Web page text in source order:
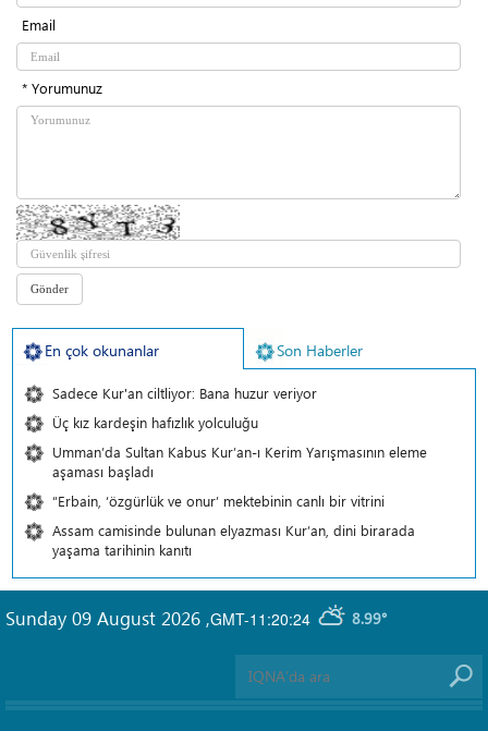
Email
* Yorumunuz
En çok okunanlar Son Haberler
Sadece Kur'an ciltliyor: Bana huzur veriyor
Üç kız kardeşin hafızlık yolculuğu
Umman’da Sultan Kabus Kur’an-ı Kerim Yarışmasının eleme
aşaması başladı
“Erbain, ‘özgürlük ve onur’ mektebinin canlı bir vitrini
Assam camisinde bulunan elyazması Kur’an, dini birarada
yaşama tarihinin kanıtı
GMT-11:20:24 8.99°
Sunday 09 August 2026 ,